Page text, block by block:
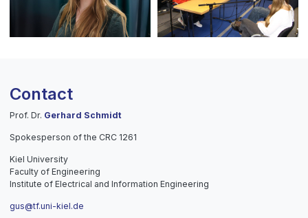
Contact
Prof. Dr. Gerhard Schmidt
Spokesperson of the CRC 1261
Kiel University
Faculty of Engineering
Institute of Electrical and Information Engineering
gus@tf.uni-kiel.de